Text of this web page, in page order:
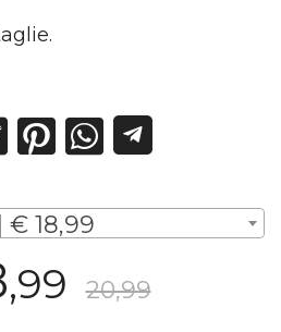
18,99
,99 20,99